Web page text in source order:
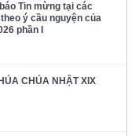
Tin mừng tại các
ý cầu nguyện của
phần I
CHÚA NHẬT XIX